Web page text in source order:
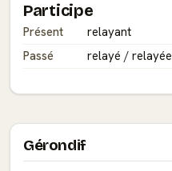
Participe
Présent
relayant
Passé
relayé / relayée
Gérondif